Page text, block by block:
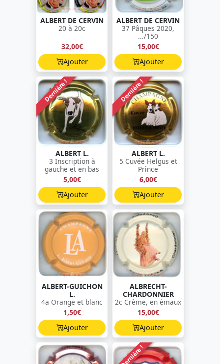
ALBERT DE CERVIN
20 à 20c
32,00€
Ajouter
ALBERT DE CERVIN
37 Pâques 2020,
.../150
15,00€
Ajouter
Dernière !
ALBERT L.
3 Inscription à
gauche et en bas
5,00€
Ajouter
Dernière !
ALBERT L.
5 Cuvée Helgus et
Prince
6,00€
Ajouter
ALBERT-GUICHON
L.
4a Orange et blanc
1,50€
Ajouter
ALBRECHT-
CHARDONNIER
2c Crème, en émaux
15,00€
Ajouter
Dernière !